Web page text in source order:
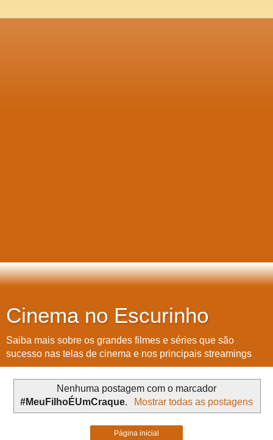
Cinema no Escurinho
Saiba mais sobre os grandes filmes e séries que são
sucesso nas telas de cinema e nos principais streamings
Nenhuma postagem com o marcador
#MeuFilhoÉUmCraque. Mostrar todas as postagens
Página inicial